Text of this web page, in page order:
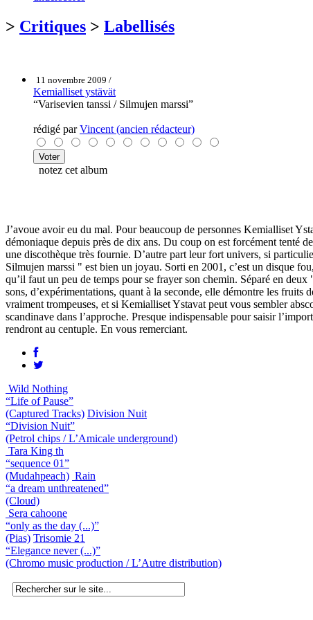
> Critiques > Labellisés
11 novembre 2009 /
Kemialliset ystävät
“Varisevien tanssi / Silmujen marssi”
rédigé parVincent (ancien rédacteur)
notez cet album
J’avoue avoir eu du mal. Pour beaucoup de personnes Kemialliset
démoniaque depuis près de dix ans. Du coup on est forcément tenté
une discothèque très fournie. D’autre part leur fort univers, si
Silmujen marssi " est bien un joyau. Sorti en 2001, c’est un disque
qu’il faut un peu de temps pour se frayer son chemin. Séparé en
sons, d’expérimentations, quant à la seconde, elle démontre les
vraiment trompeuses, et si Kemialliset Ystavat peut vous sembler
scandinave dans l’approche. Presque indispensable pour saisir
rendront au centuple. En vous remerciant.
Wild Nothing
“Life of Pause”
(Captured Tracks) Division Nuit
“Division Nuit”
(Petrol chips / L’Amicale underground)
Tara King th
“sequence 01”
(Mudahpeach) Rain
“a dream unthreatened”
(Cloud)
Sera cahoone
“only as the day (...)”
(Pias) Trisomie 21
“Elegance never (...)”
(Chromo music production / L’Autre distribution)